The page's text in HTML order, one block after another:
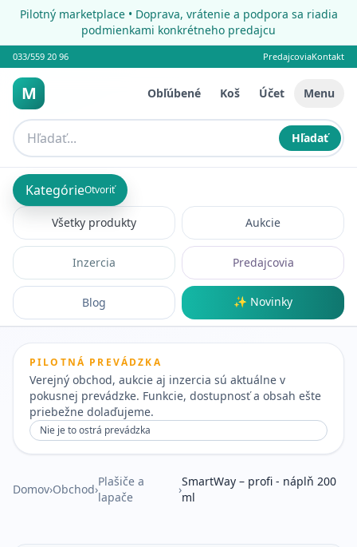
Pilotný marketplace • Doprava, vrátenie a podpora sa riadia
podmienkami konkrétneho predajcu
033/559 20 96 PredajcoviaKontakt
M Obľúbené Koš Účet Menu
Hľadať
KategórieOtvoriť
Všetky produkty Aukcie
Inzercia Predajcovia
Blog ✨ Novinky
PILOTNÁ PREVÁDZKA
Verejný obchod, aukcie aj inzercia sú aktuálne v
pokusnej prevádzke. Funkcie, dostupnosť a obsah ešte
priebežne dolaďujeme.
Nie je to ostrá prevádzka
Domov›Obchod›
Plašiče a
lapače
›
SmartWay – profi - náplň 200
ml